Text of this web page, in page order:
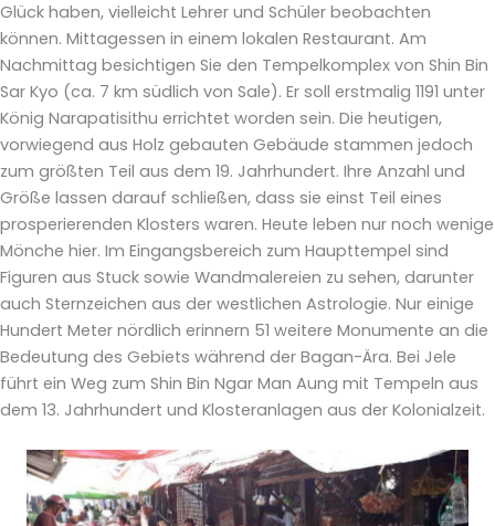
Glück haben, vielleicht Lehrer und Schüler beobachten
können. Mittagessen in einem lokalen Restaurant. Am
Nachmittag besichtigen Sie den Tempelkomplex von Shin Bin
Sar Kyo (ca. 7 km südlich von Sale). Er soll erstmalig 1191 unter
König Narapatisithu errichtet worden sein. Die heutigen,
vorwiegend aus Holz gebauten Gebäude stammen jedoch
zum größten Teil aus dem 19. Jahrhundert. Ihre Anzahl und
Größe lassen darauf schließen, dass sie einst Teil eines
prosperierenden Klosters waren. Heute leben nur noch wenige
Mönche hier. Im Eingangsbereich zum Haupttempel sind
Figuren aus Stuck sowie Wandmalereien zu sehen, darunter
auch Sternzeichen aus der westlichen Astrologie. Nur einige
Hundert Meter nördlich erinnern 51 weitere Monumente an die
Bedeutung des Gebiets während der Bagan-Ära. Bei Jele
führt ein Weg zum Shin Bin Ngar Man Aung mit Tempeln aus
dem 13. Jahrhundert und Klosteranlagen aus der Kolonialzeit.